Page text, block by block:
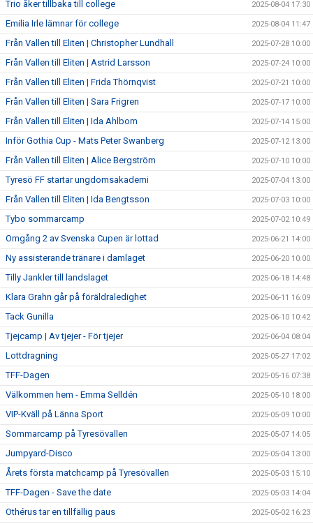
Trio åker tillbaka till college 2025-08-04 17:30
Emilia Irle lämnar för college 2025-08-04 11:47
Från Vallen till Eliten | Christopher Lundhall 2025-07-28 10:00
Från Vallen till Eliten | Astrid Larsson 2025-07-24 10:00
Från Vallen till Eliten | Frida Thörnqvist 2025-07-21 10:00
Från Vallen till Eliten | Sara Frigren 2025-07-17 10:00
Från Vallen till Eliten | Ida Ahlbom 2025-07-14 15:00
Inför Gothia Cup - Mats Peter Swanberg 2025-07-12 13:00
Från Vallen till Eliten | Alice Bergström 2025-07-10 10:00
Tyresö FF startar ungdomsakademi 2025-07-04 13:00
Från Vallen till Eliten | Ida Bengtsson 2025-07-03 10:00
Tybo sommarcamp 2025-07-02 10:49
Omgång 2 av Svenska Cupen är lottad 2025-06-21 14:00
Ny assisterande tränare i damlaget 2025-06-20 10:00
Tilly Jankler till landslaget 2025-06-18 14:48
Klara Grahn går på föräldraledighet 2025-06-11 16:09
Tack Gunilla 2025-06-10 10:42
Tjejcamp | Av tjejer - För tjejer 2025-06-04 08:04
Lottdragning 2025-05-27 17:02
TFF-Dagen 2025-05-16 07:38
Välkommen hem - Emma Selldén 2025-05-10 18:00
VIP-Kväll på Länna Sport 2025-05-09 10:00
Sommarcamp på Tyresövallen 2025-05-07 14:05
Jumpyard-Disco 2025-05-04 13:00
Årets första matchcamp på Tyresövallen 2025-05-03 15:10
TFF-Dagen - Save the date 2025-05-03 14:04
Othérus tar en tillfällig paus 2025-05-02 16:23